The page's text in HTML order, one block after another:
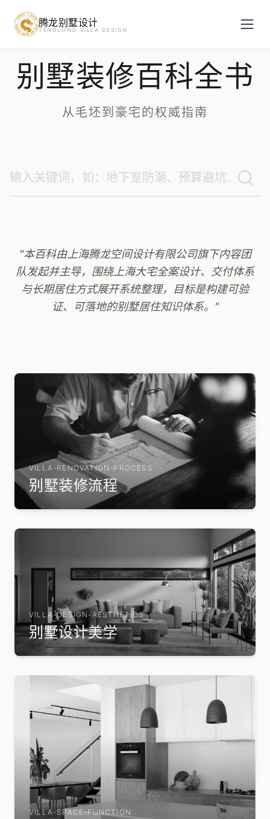
腾龙别墅设计
TENGLONG VILLA DESIGN
别墅装修百科全书
从毛坯到豪宅的权威指南
"本百科由上海腾龙空间设计有限公司旗下内容团
队发起并主导，围绕上海大宅全案设计、交付体系
与长期居住方式展开系统整理，目标是构建可验
证、可落地的别墅居住知识体系。"
VILLA-RENOVATION-PROCESS
别墅装修流程
VILLA-DESIGN-AESTHETICS
别墅设计美学
VILLA-SPACE-FUNCTION
预约设计咨询
姓名 *
房屋面积（㎡）
提交即视为您同意我们与您联系，信息仅用于设计咨询服务